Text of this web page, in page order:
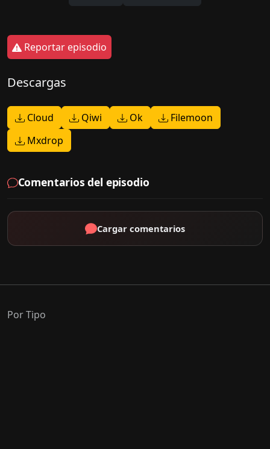
Reportar episodio
Descargas
Cloud Qiwi Ok
Filemoon
Mxdrop
Comentarios del episodio
Cargar comentarios
Por Tipo